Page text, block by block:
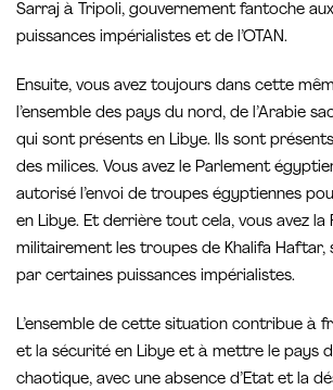
Sarraj à Tripoli, gouvernement fantoche
puissances impérialistes et de l’OTAN.
Ensuite, vous avez toujours dans cette
l’ensemble des pays du nord, de l’Arabie
qui sont présents en Libye. Ils sont
des milices. Vous avez le Parlement
autorisé l’envoi de troupes égyptiennes
en Libye. Et derrière tout cela, vous avez la
militairement les troupes de Khalifa Haftar,
par certaines puissances impérialistes.
L’ensemble de cette situation contribue à
et la sécurité en Libye et à mettre le pays
chaotique, avec une absence d’Etat et la